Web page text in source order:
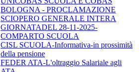
BOLOGNA - PROCLAMAZIONE
SCIOPERO GENERALE INTERA
GIORNATADEL 28-11-2025-
COMPARTO SCUOLA
CISL SCUOLA-Informativa-in prossimità
della pensione
FEDER ATA-L'oltraggio Salariale agli